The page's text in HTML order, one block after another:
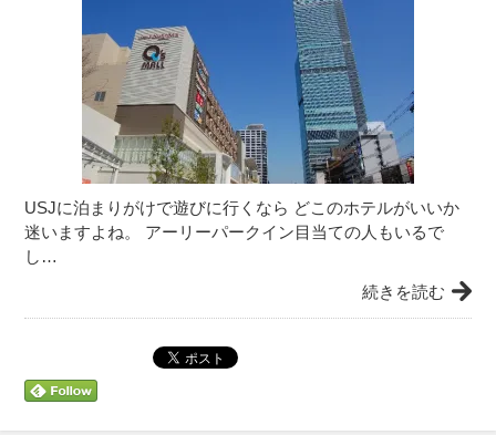
USJに泊まりがけで遊びに行くなら どこのホテルがいいか
迷いますよね。 アーリーパークイン目当ての人もいるで
し…
続きを読む